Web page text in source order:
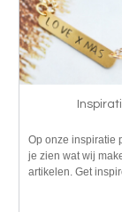
Op onze inspiratie
je zien wat wij
artikelen. Get